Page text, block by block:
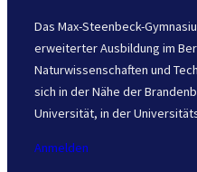
Das Max-Steenbeck-
erweiterter Ausbildung im
Naturwissenschaften und
sich in der Nähe der
Universität, in der
Anmelden